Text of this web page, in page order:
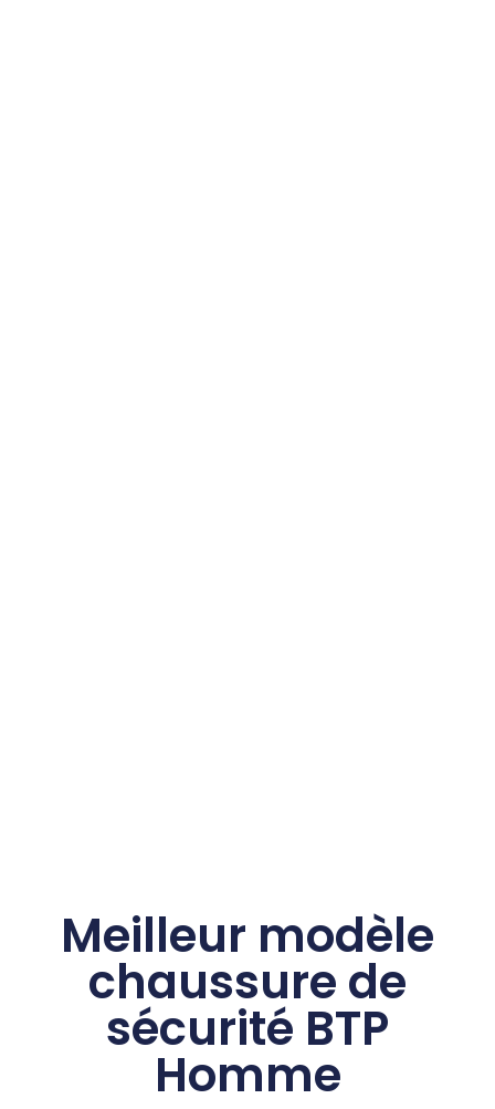
Meilleur modèle
chaussure de
sécurité BTP
Homme